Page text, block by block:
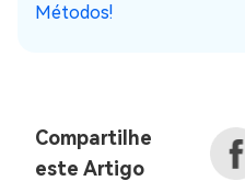
Métodos!
Compartilhe
este Artigo